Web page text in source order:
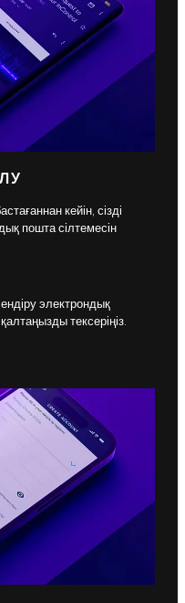
кейін, сізді
пошта сілтемесін
электрондық
тексеріңіз.